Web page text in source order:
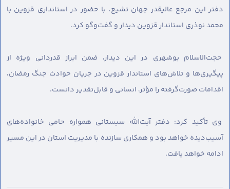
دفتر این مرجع عالیقدر جهان تشیع، با حضور در استانداری قزوین با
محمد نوذری استاندار قزوین دیدار و گفت‌وگو کرد.
حجت‌الاسلام بوشهری در این دیدار، ضمن ابراز قدردانی ویژه از
پیگیری‌ها و تلاش‌های استاندار قزوین در جریان حوادث جنگ رمضان،
اقدامات صورت‌گرفته را مؤثر، انسانی و قابل‌تقدیر دانست.
وی تأکید کرد: دفتر آیت‌الله سیستانی همواره حامی خانواده‌های
آسیب‌دیده خواهد بود و همکاری سازنده با مدیریت استان در این مسیر
ادامه خواهد یافت.